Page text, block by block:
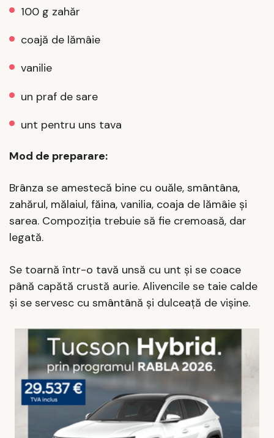
100 g zahăr
coajă de lămâie
vanilie
un praf de sare
unt pentru uns tava
Mod de preparare:
Brânza se amestecă bine cu ouăle, smântâna,
zahărul, mălaiul, făina, vanilia, coaja de lămâie și
sarea. Compoziția trebuie să fie cremoasă, dar
legată.
Se toarnă într-o tavă unsă cu unt și se coace
până capătă crustă aurie. Alivencile se taie calde
și se servesc cu smântână și dulceață de vișine.